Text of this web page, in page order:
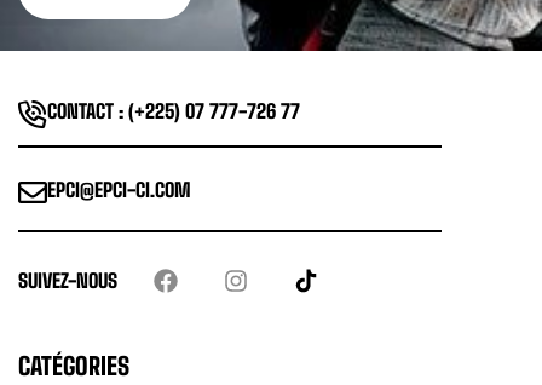
CONTACT : (+225) 07 777-726 77
EPCI@EPCI-CI.COM
SUIVEZ-NOUS
CATÉGORIES